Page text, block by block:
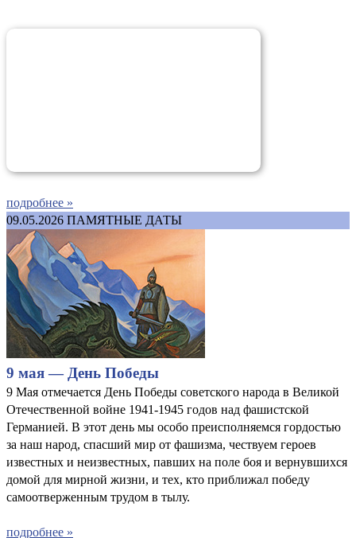
подробнее »
09.05.2026 ПАМЯТНЫЕ ДАТЫ
9 мая — День Победы
9 Мая отмечается День Победы советского народа в Великой
Отечественной войне 1941-1945 годов над фашистской
Германией. В этот день мы особо преисполняемся гордостью
за наш народ, спасший мир от фашизма, чествуем героев
известных и неизвестных, павших на поле боя и вернувшихся
домой для мирной жизни, и тех, кто приближал победу
самоотверженным трудом в тылу.
подробнее »